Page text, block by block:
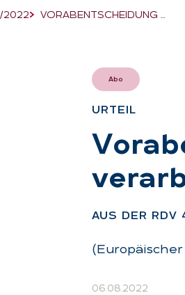
2022 VORABENTSCHEIDUNG …
Abo
UR­TEIL
:
AUS DER
(Europäischer
06.08.2022